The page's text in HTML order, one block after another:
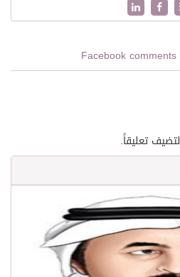
Facebook comments
لتضيف تعليقاً.